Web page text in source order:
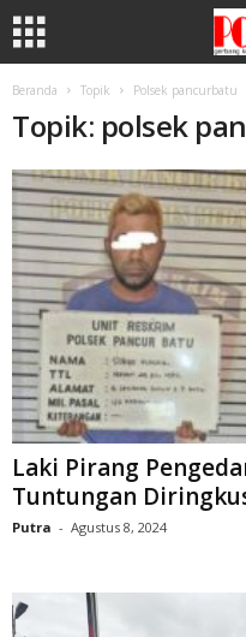
Beranda Topik Polsek pancurbatu
Topik: polsek
Laki Pirang
Tuntungan
Putra - Agustus 8, 2024